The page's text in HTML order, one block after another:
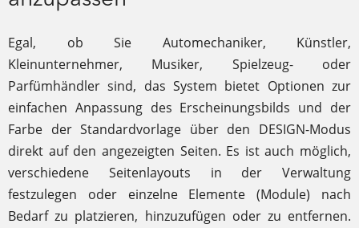
Egal, ob Sie Automechaniker, Künstler,
Kleinunternehmer, Musiker, Spielzeug- oder
Parfümhändler sind, das System bietet Optionen zur
einfachen Anpassung des Erscheinungsbilds und der
Farbe der Standardvorlage über den DESIGN-Modus
direkt auf den angezeigten Seiten. Es ist auch möglich,
verschiedene Seitenlayouts in der Verwaltung
festzulegen oder einzelne Elemente (Module) nach
Bedarf zu platzieren, hinzuzufügen oder zu entfernen.